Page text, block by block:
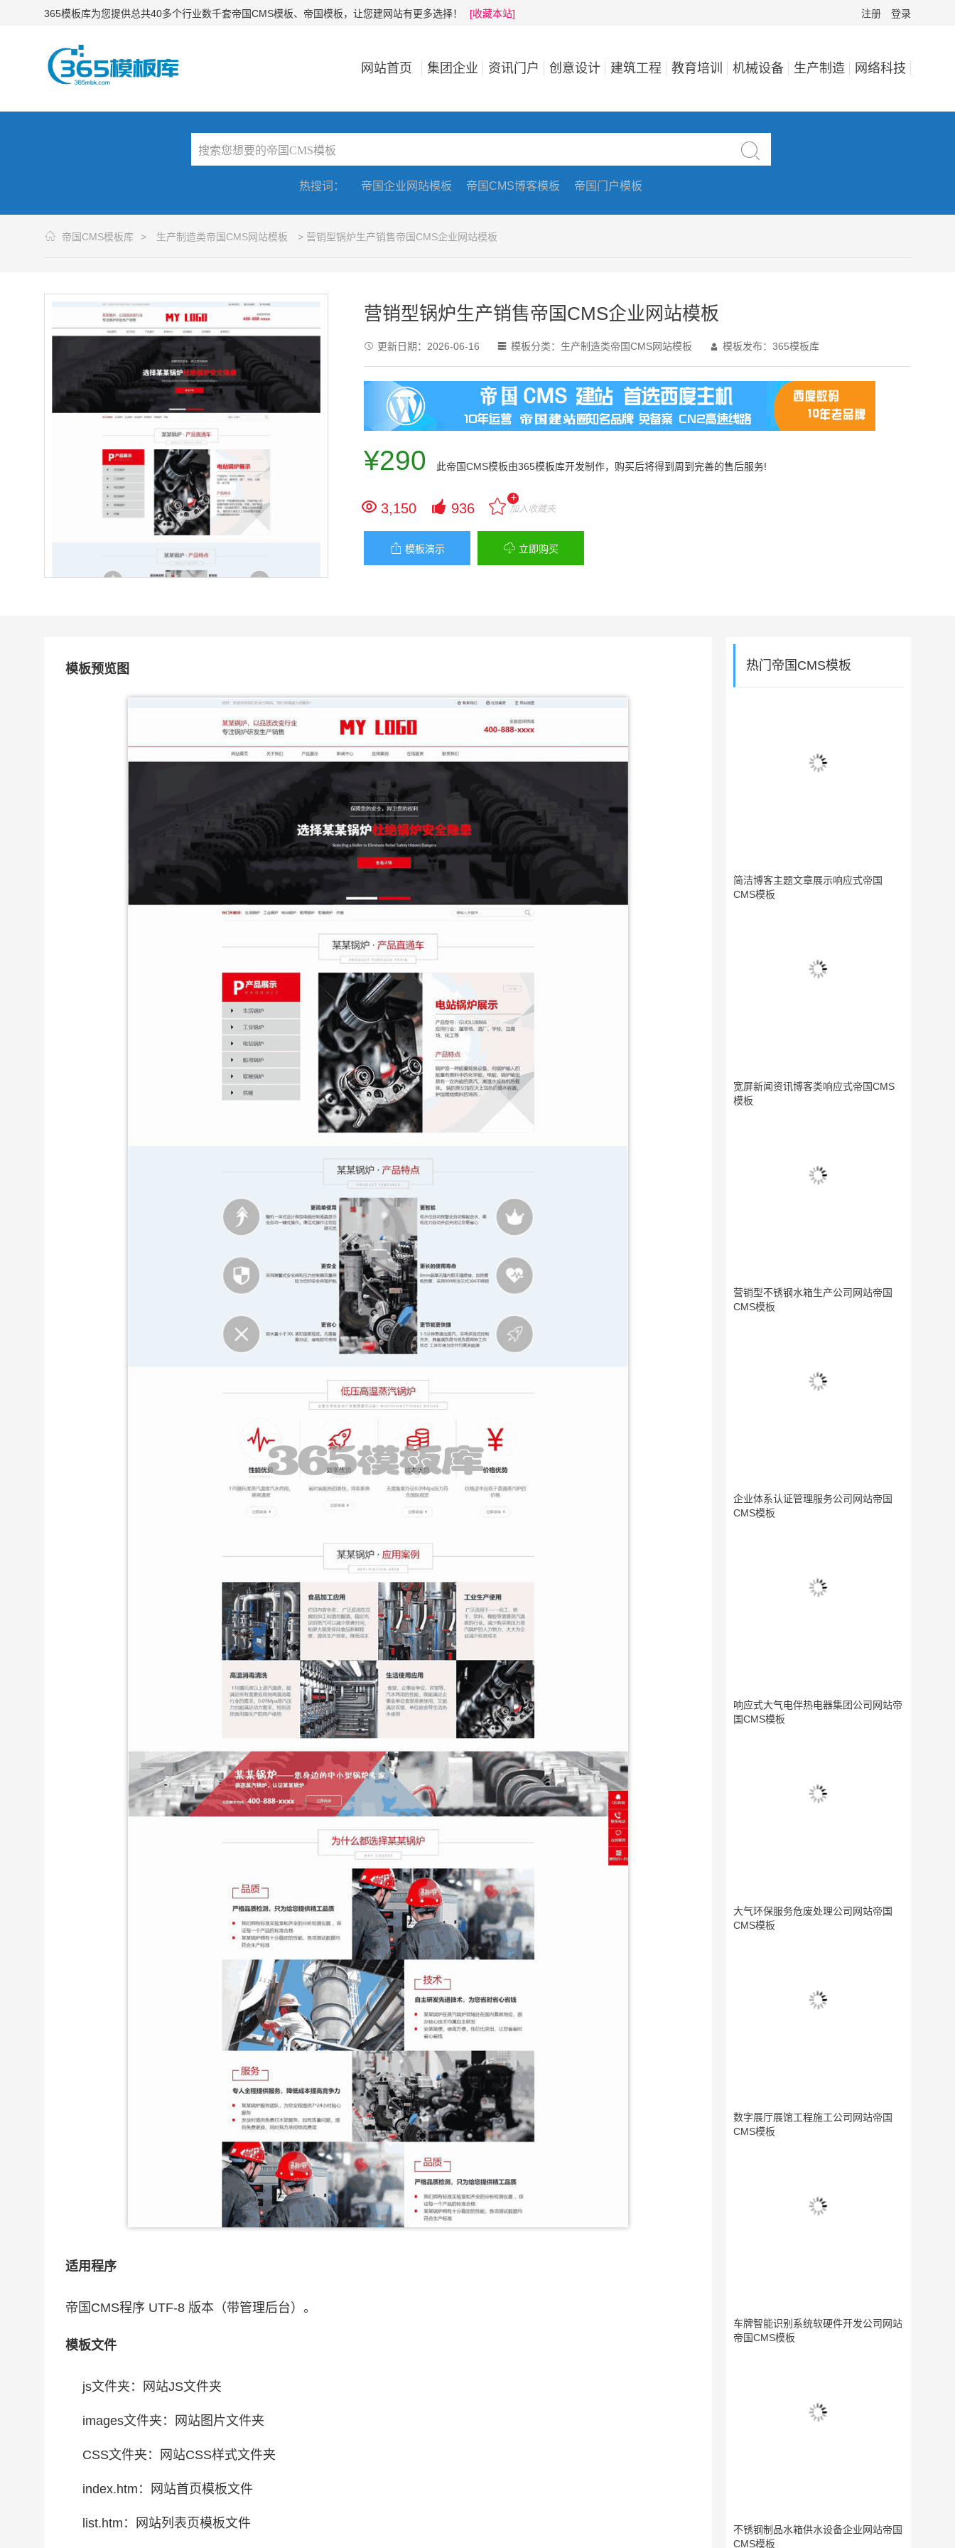
365模板库为您提供总共40多个行业数千套帝国CMS模板、帝国模板，让您建网站有更多选择！ [收藏本站] 注册 登录
网站首页 集团企业 资讯门户 创意设计 建筑工程 教育培训 机械设备 生产制造 网络科技

热搜词： 帝国企业网站模板 帝国CMS博客模板 帝国门户模板
帝国CMS模板库 > 生产制造类帝国CMS网站模板 > 营销型锅炉生产销售帝国CMS企业网站模板
营销型锅炉生产销售帝国CMS企业网站模板
 更新日期： 2026-06-16  模板分类： 生产制造类帝国CMS网站模板  模板发布：365模板库
¥290 此帝国CMS模板由365模板库开发制作，购买后将得到周到完善的售后服务!
 3,150  936
+
加入收藏夹
 模板演示  立即购买
模板预览图
适用程序
帝国CMS程序 UTF-8 版本（带管理后台）。
模板文件
js文件夹：网站JS文件夹
images文件夹：网站图片文件夹
CSS文件夹：网站CSS样式文件夹
index.htm：网站首页模板文件
list.htm：网站列表页模板文件
热门帝国CMS模板
简洁博客主题文章展示响应式帝国
CMS模板
宽屏新闻资讯博客类响应式帝国CMS
模板
营销型不锈钢水箱生产公司网站帝国
CMS模板
企业体系认证管理服务公司网站帝国
CMS模板
响应式大气电伴热电器集团公司网站帝
国CMS模板
大气环保服务危废处理公司网站帝国
CMS模板
数字展厅展馆工程施工公司网站帝国
CMS模板
车牌智能识别系统软硬件开发公司网站
帝国CMS模板
不锈钢制品水箱供水设备企业网站帝国
CMS模板